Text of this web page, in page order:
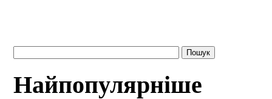
Найпопулярніше